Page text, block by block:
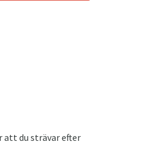
att du strävar efter